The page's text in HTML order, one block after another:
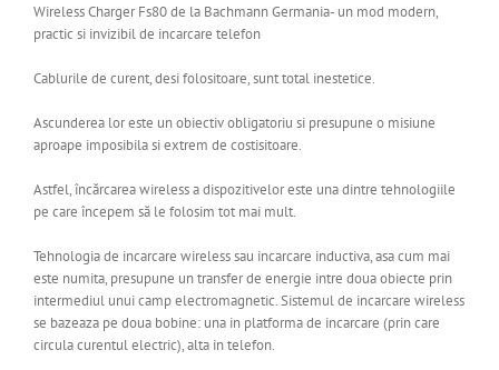
Wireless Charger Fs80 de la Bachmann Germania- un mod modern,
practic si invizibil de incarcare telefon
Cablurile de curent, desi folositoare, sunt total inestetice.
Ascunderea lor este un obiectiv obligatoriu si presupune o misiune
aproape imposibila si extrem de costisitoare.
Astfel, încărcarea wireless a dispozitivelor este una dintre tehnologiile
pe care începem să le folosim tot mai mult.
Tehnologia de incarcare wireless sau incarcare inductiva, asa cum mai
este numita, presupune un transfer de energie intre doua obiecte prin
intermediul unui camp electromagnetic. Sistemul de incarcare wireless
se bazeaza pe doua bobine: una in platforma de incarcare (prin care
circula curentul electric), alta in telefon.